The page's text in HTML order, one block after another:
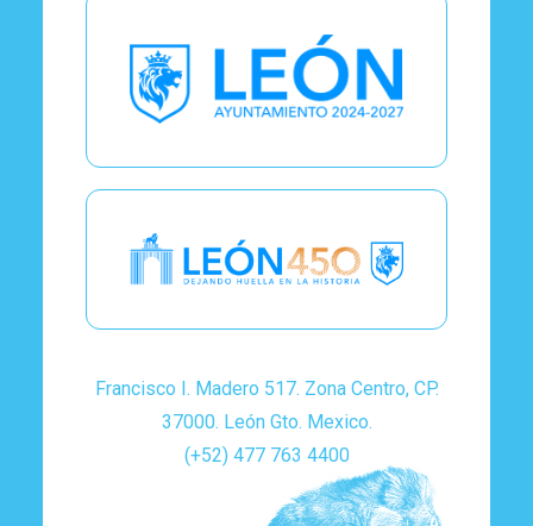
Francisco I. Madero 517. Zona Centro, CP.
37000. León Gto. Mexico.
(+52) 477 763 4400